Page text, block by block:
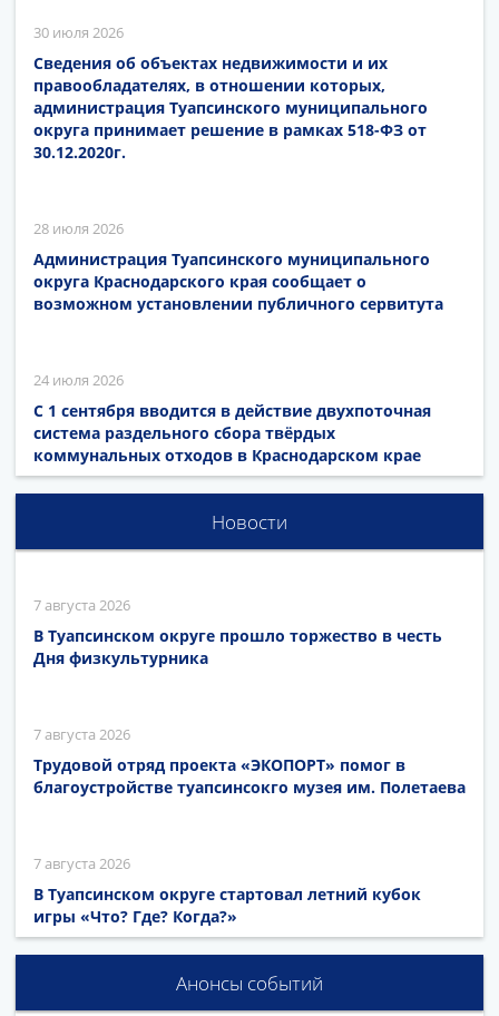
30 июля 2026
Сведения об объектах недвижимости и их
правообладателях, в отношении которых,
администрация Туапсинского муниципального
округа принимает решение в рамках 518-ФЗ от
30.12.2020г.
28 июля 2026
Администрация Туапсинского муниципального
округа Краснодарского края сообщает о
возможном установлении публичного сервитута
24 июля 2026
С 1 сентября вводится в действие двухпоточная
система раздельного сбора твёрдых
коммунальных отходов в Краснодарском крае
Новости
7 августа 2026
В Туапсинском округе прошло торжество в честь
Дня физкультурника
7 августа 2026
Трудовой отряд проекта «ЭКОПОРТ» помог в
благоустройстве туапсинсокго музея им. Полетаева
7 августа 2026
В Туапсинском округе стартовал летний кубок
игры «Что? Где? Когда?»
Анонсы событий